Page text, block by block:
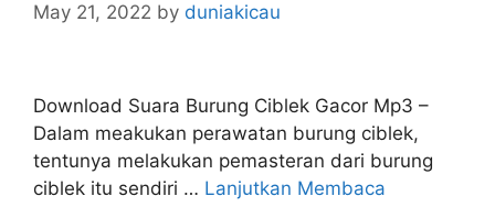
May 21, 2022 by duniakicau
Download Suara Burung Ciblek Gacor Mp3 –
Dalam meakukan perawatan burung ciblek,
tentunya melakukan pemasteran dari burung
ciblek itu sendiri … Lanjutkan Membaca